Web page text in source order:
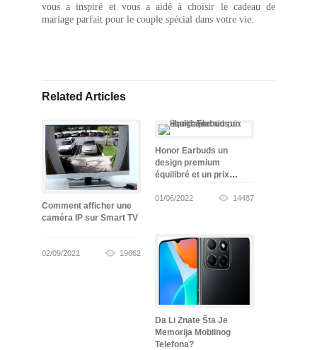
vous a inspiré et vous a aidé à choisir le cadeau de
mariage parfait pour le couple spécial dans votre vie.
Related Articles
Comment afficher une
caméra IP sur Smart TV
02/09/2021 19662
Honor Earbuds un
design premium
équilibré et un prix
01/06/2022 14487
Da Li Znate Šta Je
Memorija Mobilnog
Telefona?